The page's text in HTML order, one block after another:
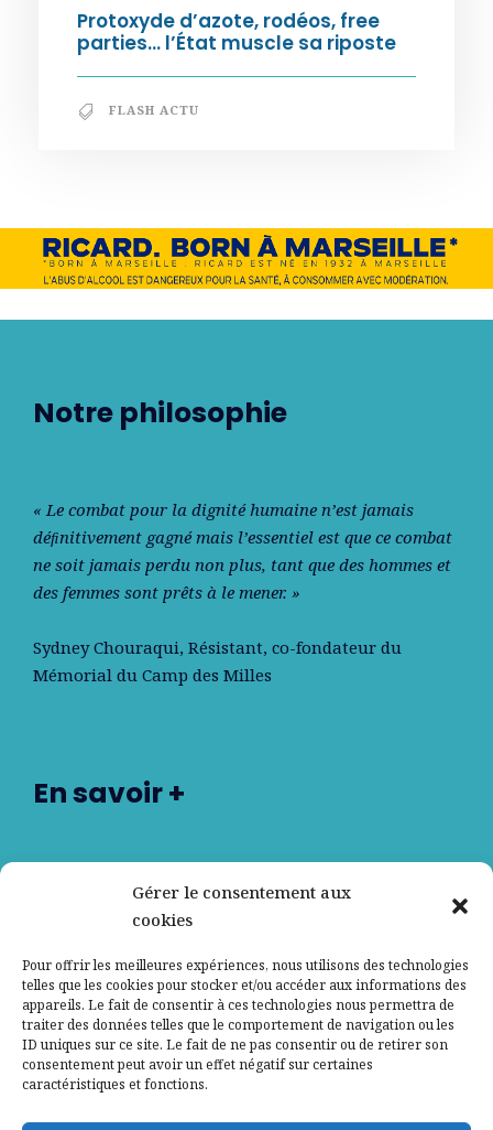
Gérer le consentement aux
cookies
Pour offrir les meilleures expériences, nous utilisons des technologies
telles que les cookies pour stocker et/ou accéder aux informations des
appareils. Le fait de consentir à ces technologies nous permettra de
traiter des données telles que le comportement de navigation ou les
ID uniques sur ce site. Le fait de ne pas consentir ou de retirer son
consentement peut avoir un effet négatif sur certaines
caractéristiques et fonctions.
Protoxyde d’azote, rodéos, free
parties… l’État muscle sa riposte
FLASH ACTU
Notre philosophie
« Le combat pour la dignité humaine n’est jamais
déﬁnitivement gagné mais l’essentiel est que ce combat
ne soit jamais perdu non plus, tant que des hommes et
des femmes sont prêts à le mener. »
Sydney Chouraqui, Résistant, co-fondateur du
Mémorial du Camp des Milles
En savoir +
Nos partenaires
Contactez-nous
Mentions légales